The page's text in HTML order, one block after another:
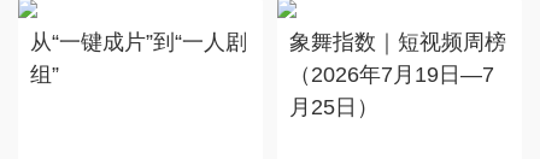
从“一键成片”到“一人剧
组”
象舞指数｜短视频周榜
（2026年7月19日—7
月25日）